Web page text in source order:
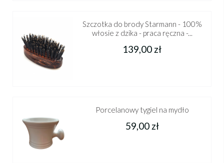
Szczotka do brody Starmann - 100%
włosie z dzika - praca ręczna -...
139,00 zł
Porcelanowy tygiel na mydło
59,00 zł